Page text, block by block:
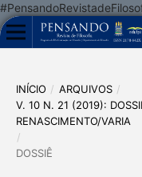
INÍCIO / ARQUIVOS /
V. 10 N. 21 (2019):
RENASCIMENTO/VARIA
/
DOSSIÊ